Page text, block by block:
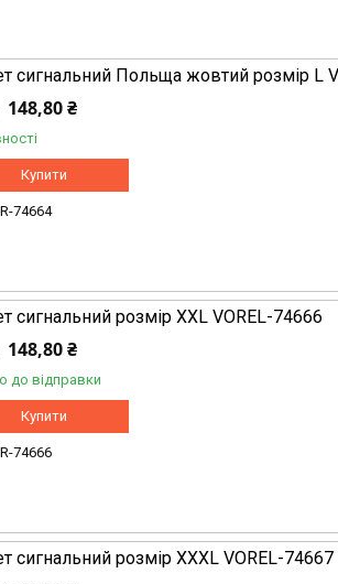
сигнальний Польща жовтий розмір L
148,80 ₴
Купити
74664
сигнальний розмір XXL VOREL-74666
148,80 ₴
до відправки
Купити
74666
сигнальний розмір XXXL VOREL-74667